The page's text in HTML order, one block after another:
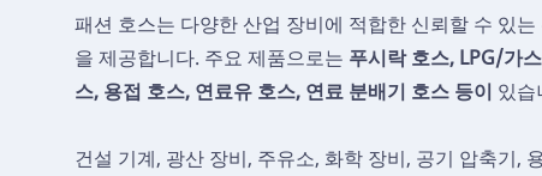
패션 호스는 다양한 산업 장비에 적합한 신뢰할 수 있
을 제공합니다. 주요 제품으로는 푸시락 호스, LPG/가
스, 용접 호스, 연료유 호스, 연료 분배기 호스 등이 있습
건설 기계, 광산 장비, 주유소, 화학 장비, 공기 압축기,